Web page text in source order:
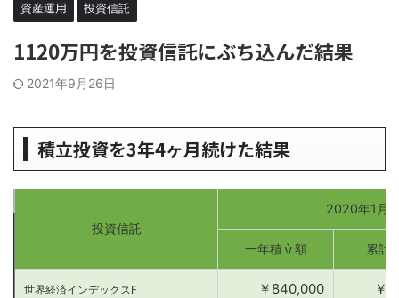
資産運用 投資信託
1120万円を投資信託にぶち込んだ結果
2021年9月26日
積立投資を3年4ヶ月続けた結果
投資信託
2020年1月
一年積立額 累計
世界経済インデックスF ￥840,000 ￥